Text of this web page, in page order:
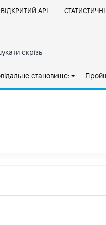
ВІДКРИТИЙ АРІ СТАТИСТИЧНІ
скрізь
становище: